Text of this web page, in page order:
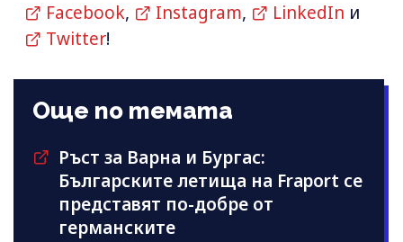
Facebook, Instagram, LinkedIn и
Twitter!
Още по темата
Ръст за Варна и Бургас:
Българските летища на Fraport се
представят по-добре от
германските